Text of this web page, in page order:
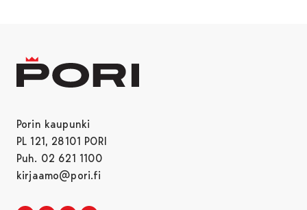
Porin kaupunki
PL 121, 28101 PORI
Puh. 02 621 1100
kirjaamo@pori.fi